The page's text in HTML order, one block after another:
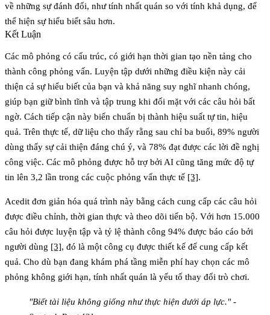
về những sự đánh đổi, như tính nhất quán so với tính khả dụng, để
thể hiện sự hiểu biết sâu hơn.
Kết Luận
Các mô phỏng có cấu trúc, có giới hạn thời gian tạo nền tảng cho
thành công phỏng vấn. Luyện tập dưới những điều kiện này cải
thiện cả sự hiểu biết của bạn và khả năng suy nghĩ nhanh chóng,
giúp bạn giữ bình tĩnh và tập trung khi đối mặt với các câu hỏi bất
ngờ. Cách tiếp cận này biến chuẩn bị thành hiệu suất tự tin, hiệu
quả. Trên thực tế, dữ liệu cho thấy rằng sau chỉ ba buổi, 89% người
dùng thấy sự cải thiện đáng chú ý, và 78% đạt được các lời đề nghị
công việc. Các mô phỏng được hỗ trợ bởi AI cũng tăng mức độ tự
tin lên 3,2 lần trong các cuộc phỏng vấn thực tế [3].
Acedit đơn giản hóa quá trình này bằng cách cung cấp các câu hỏi
được điều chỉnh, thời gian thực và theo dõi tiến bộ. Với hơn 15.000
câu hỏi được luyện tập và tỷ lệ thành công 94% được báo cáo bởi
người dùng [3], đó là một công cụ được thiết kế để cung cấp kết
quả. Cho dù bạn đang khám phá tầng miễn phí hay chọn các mô
phỏng không giới hạn, tính nhất quán là yếu tố thay đổi trò chơi.
"Biết tài liệu không giống như thực hiện dưới áp lực." -